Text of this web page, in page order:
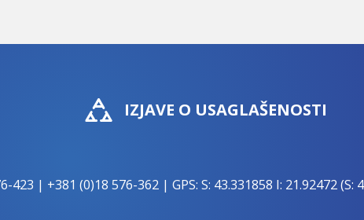
IZJAVE O USAGLAŠENOSTI
423 | +381 (0)18 576-362 | GPS: S: 43.331858 I: 21.92472 (S: